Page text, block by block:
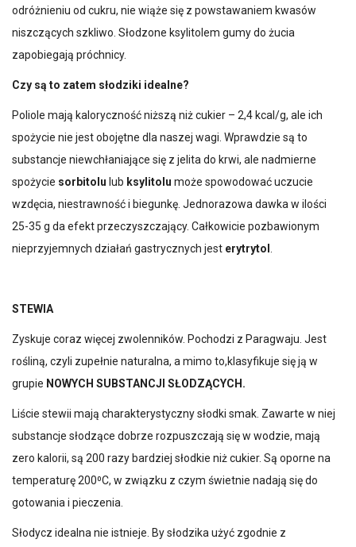
odróżnieniu od cukru, nie wiąże się z powstawaniem kwasów
niszczących szkliwo. Słodzone ksylitolem gumy do żucia
zapobiegają próchnicy.
Czy są to zatem słodziki idealne?
Poliole mają kaloryczność niższą niż cukier – 2,4 kcal/g, ale ich
spożycie nie jest obojętne dla naszej wagi. Wprawdzie są to
substancje niewchłaniające się z jelita do krwi, ale nadmierne
spożycie sorbitolu lub ksylitolu może spowodować uczucie
wzdęcia, niestrawność i biegunkę. Jednorazowa dawka w ilości
25-35 g da efekt przeczyszczający. Całkowicie pozbawionym
nieprzyjemnych działań gastrycznych jest erytrytol
STEWIA
Zyskuje coraz więcej zwolenników. Pochodzi z Paragwaju. Jest
rośliną, czyli zupełnie naturalna, a mimo to,klasyfikuje się ją w
grupie NOWYCH SUBSTANCJI SŁODZĄCYCH.
Liście stewii mają charakterystyczny słodki smak. Zawarte w niej
substancje słodzące dobrze rozpuszczają się w wodzie, mają
zero kalorii, są 200 razy bardziej słodkie niż cukier. Są oporne na
temperaturę 200⁰C, w związku z czym świetnie nadają się do
gotowania i pieczenia.
Słodycz idealna nie istnieje. By słodzika użyć zgodnie z